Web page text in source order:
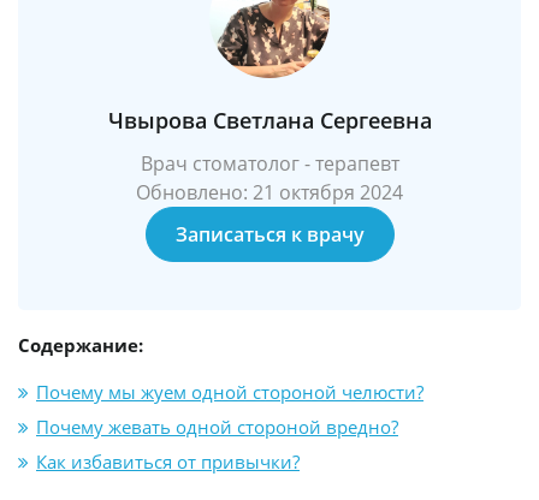
Чвырова Светлана Сергеевна
Врач стоматолог - терапевт
Обновлено: 21 октября 2024
Записаться к врачу
Содержание:
Почему мы жуем одной стороной челюсти?
Почему жевать одной стороной вредно?
Как избавиться от привычки?